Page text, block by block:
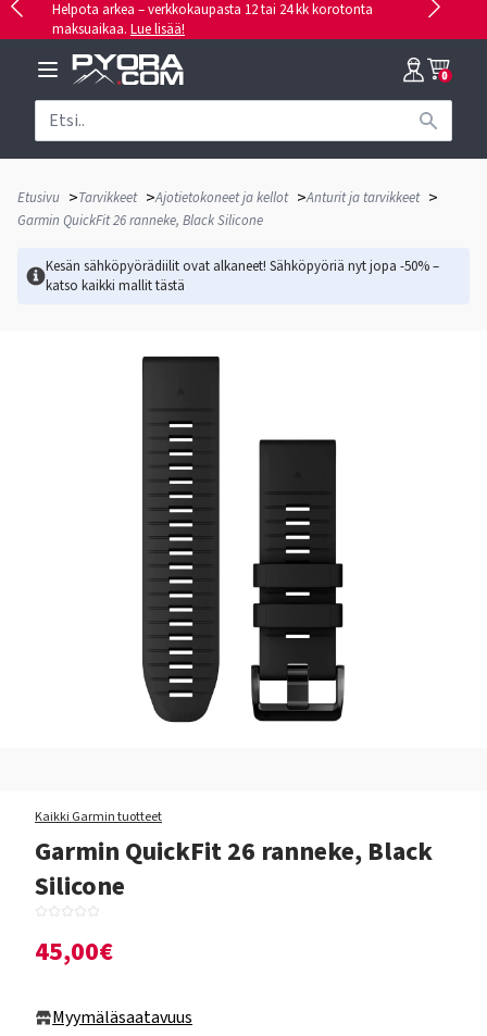
Helpota arkea – verkkokaupasta 12 tai 24 kk korotonta
maksuaikaa. Lue lisää!
0
Etusivu >Tarvikkeet >Ajotietokoneet ja kellot >Anturit ja tarvikkeet >
Garmin QuickFit 26 ranneke, Black Silicone
Kesän sähköpyörädiilit ovat alkaneet! Sähköpyöriä nyt jopa -50% –
katso kaikki mallittästä
Kaikki Garmin tuotteet
Garmin QuickFit 26 ranneke, Black
Silicone
45,00€
Myymäläsaatavuus